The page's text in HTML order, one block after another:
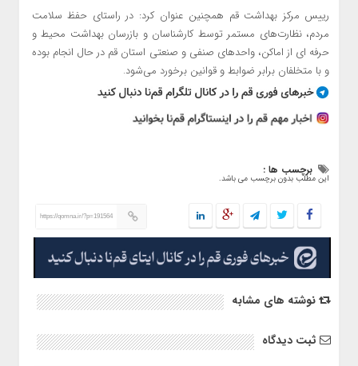
رییس مرکز بهداشت قم همچنین عنوان کرد: در راستای حفظ سلامت
مردم، نظارت‌های مستمر توسط کارشناسان و بازرسان بهداشت محیط و
حرفه ای از اماکن، واحدهای صنفی و صنعتی استان قم در حال انجام بوده
و با متخلفان برابر ضوابط و قوانین برخورد می‌شود.
برچسب ها :
این مطلب بدون برچسب می باشد.
https://qomna.ir/?p=191564
نوشته های مشابه
ثبت دیدگاه